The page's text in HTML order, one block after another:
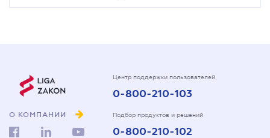
О КОМПАНИИ
Центр поддержки пользователей
0-800-210-103
Подбор продуктов и решений
0-800-210-102